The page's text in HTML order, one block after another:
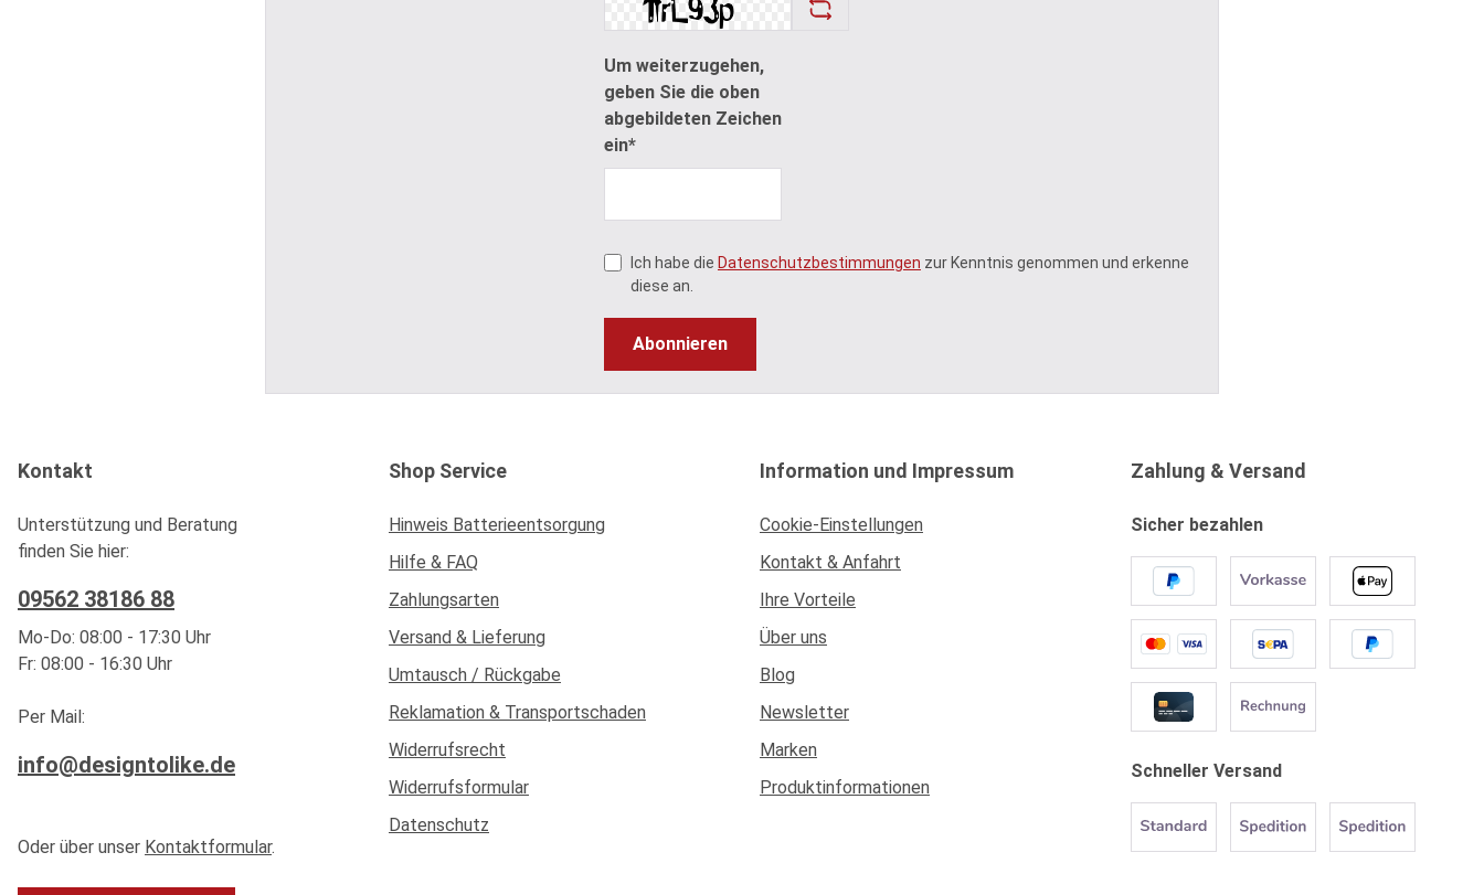
Um weiterzugehen,
geben Sie die oben
abgebildeten Zeichen
ein*
Ich habe die Datenschutzbestimmungen zur Kenntnis genommen und erkenne
diese an.
Abonnieren
Kontakt
Unterstützung und Beratung
finden Sie hier:
09562 38186 88
Mo-Do: 08:00 - 17:30 Uhr
Fr: 08:00 - 16:30 Uhr
Per Mail:
info@designtolike.de
Oder über unser Kontaktformular.
Shop Service
Hinweis Batterieentsorgung
Hilfe & FAQ
Zahlungsarten
Versand & Lieferung
Umtausch / Rückgabe
Reklamation & Transportschaden
Widerrufsrecht
Widerrufsformular
Datenschutz
Information und Impressum
Cookie-Einstellungen
Kontakt & Anfahrt
Ihre Vorteile
Über uns
Blog
Newsletter
Marken
Produktinformationen
Zahlung & Versand
Sicher bezahlen
Schneller Versand